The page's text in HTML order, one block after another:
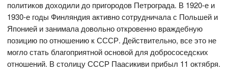
политиков доходили до пригородов Петрограда. В 1920-е и
1930-е годы Финляндия активно сотрудничала с Польшей и
Японией и занимала довольно откровенно враждебную
позицию по отношению к СССР. Действительно, все это не
могло стать благоприятной основой для добрососедских
отношений. В столицу СССР Паасикиви прибыл 11 октября.